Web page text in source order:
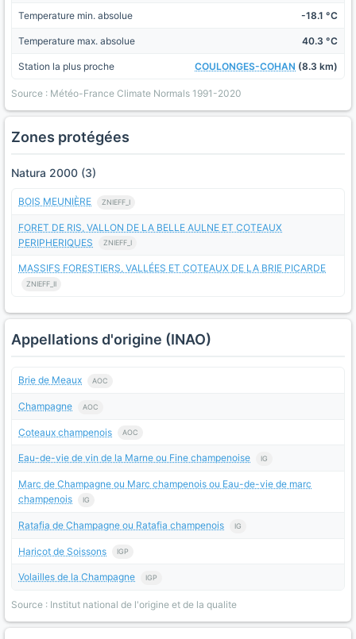
Temperature min. absolue -18.1 °C
Temperature max. absolue 40.3 °C
Station la plus proche COULONGES-COHAN (8.3 km)
Source : Météo-France Climate Normals 1991-2020
Zones protégées
Natura 2000 (3)
BOIS MEUNIÈRE ZNIEFF_I
FORET DE RIS, VALLON DE LA BELLE AULNE ET COTEAUX
PERIPHERIQUES
ZNIEFF_I
MASSIFS FORESTIERS, VALLÉES ET COTEAUX DE LA BRIE PICARDE
ZNIEFF_II
Appellations d'origine (INAO)
Brie de Meaux AOC
Champagne AOC
Coteaux champenois AOC
Eau-de-vie de vin de la Marne ou Fine champenoise IG
Marc de Champagne ou Marc champenois ou Eau-de-vie de marc
champenois
IG
Ratafia de Champagne ou Ratafia champenois IG
Haricot de Soissons IGP
Volailles de la Champagne IGP
Source : Institut national de l'origine et de la qualite